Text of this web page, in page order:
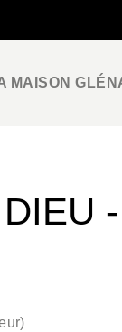
MAISON
)